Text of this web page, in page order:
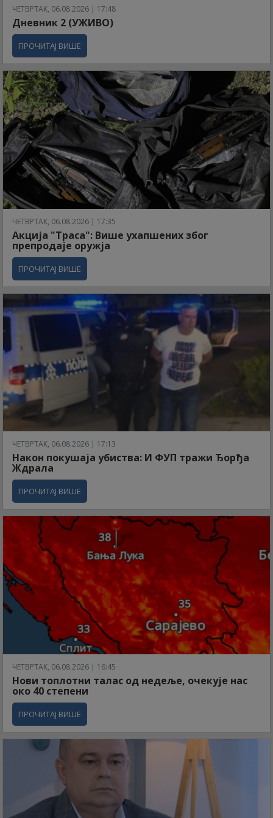
ЧЕТВРТАК, 06.08.2026 | 17:48
Дневник 2 (УЖИВО)
ПРОЧИТАЈ ВИШЕ
ЧЕТВРТАК, 06.08.2026 | 17:35
Акција "Траса": Више ухапшених због
препродаје оружја
ПРОЧИТАЈ ВИШЕ
ЧЕТВРТАК, 06.08.2026 | 17:13
Након покушаја убиства: И ФУП тражи Ђорђа
Ждрала
ПРОЧИТАЈ ВИШЕ
ЧЕТВРТАК, 06.08.2026 | 16:45
Нови топлотни талас од недеље, очекује нас
око 40 степени
ПРОЧИТАЈ ВИШЕ